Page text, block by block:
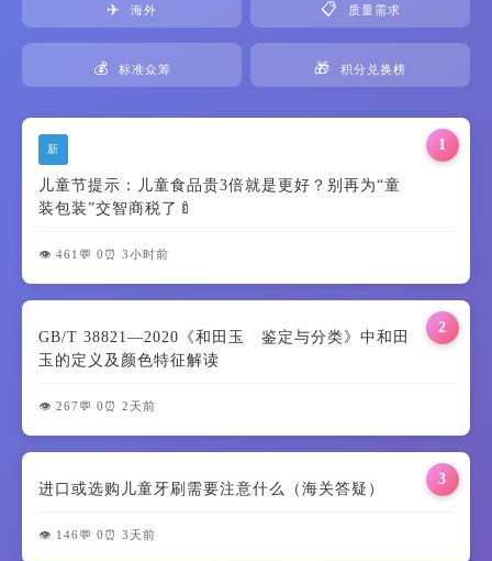
✈️ 海外 📋 质量需求
💰 标准众筹 🎁 积分兑换榜
1
新
儿童节提示：儿童食品贵3倍就是更好？别再为“童
装包装”交智商税了🍼
👁️ 461 💬 0 ⏰ 3小时前
2
GB/T 38821—2020《和田玉 鉴定与分类》中和田
玉的定义及颜色特征解读
👁️ 267 💬 0 ⏰ 2天前
3
进口或选购儿童牙刷需要注意什么（海关答疑）
👁️ 146 💬 0 ⏰ 3天前